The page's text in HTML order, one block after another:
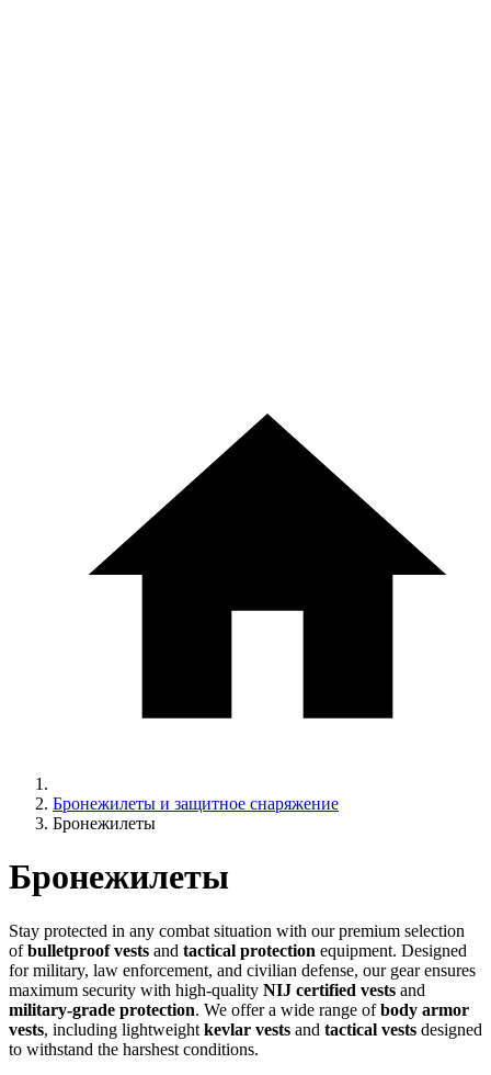
Бронежилеты и защитное снаряжение
Бронежилеты
Бронежилеты
Stay protected in any combat situation with our premium selection
ofbulletproof vests and tactical protection equipment. Designed
for military, law enforcement, and civilian defense, our gear ensures
maximum security with high-quality NIJ certified vests and
military-grade protection. We offer a wide range ofbody armor
vests, including lightweight kevlar vests and tactical vests designed
to withstand the harshest conditions.